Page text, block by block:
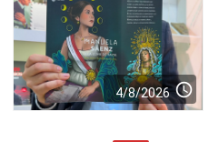
4/8/2026 access_time